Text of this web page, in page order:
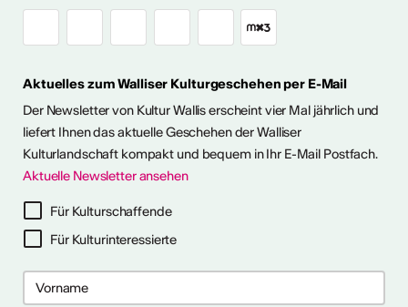
Aktuelles zum Walliser Kulturgeschehen per E-Mail
Der Newsletter von Kultur Wallis erscheint vier Mal jährlich und
liefert Ihnen das aktuelle Geschehen der Walliser
Kulturlandschaft kompakt und bequem in Ihr E-Mail Postfach.
Aktuelle Newsletter ansehen
Für Kulturschaffende
Für Kulturinteressierte